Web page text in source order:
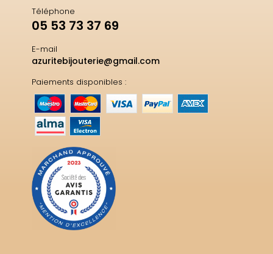
Téléphone
05 53 73 37 69
E-mail
azuritebijouterie@gmail.com
Paiements disponibles :